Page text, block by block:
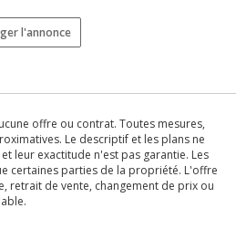
l'annonce
offre ou contrat. Toutes mesures,
Le descriptif et les plans ne
leur exactitude n'est pas garantie. Les
certaines parties de la propriété. L'offre
retrait de vente, changement de prix ou